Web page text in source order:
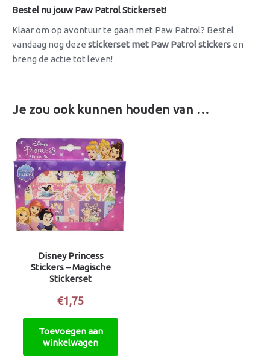
Bestel nu jouw Paw Patrol Stickerset!
Klaar om op avontuur te gaan met Paw Patrol? Bestel
vandaag nog deze stickerset met Paw Patrol stickers en
breng de actie tot leven!
Je zou ook kunnen houden van …
Disney Princess
Stickers – Magische
Stickerset
€1,75
Toevoegen aan
winkelwagen